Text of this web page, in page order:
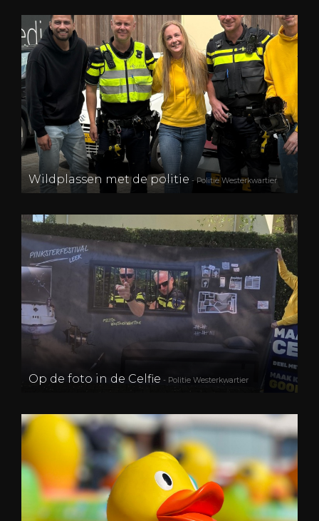
Wildplassen met de politie - Politie Westerkwartier
Op de foto in de Celfie - Politie Westerkwartier